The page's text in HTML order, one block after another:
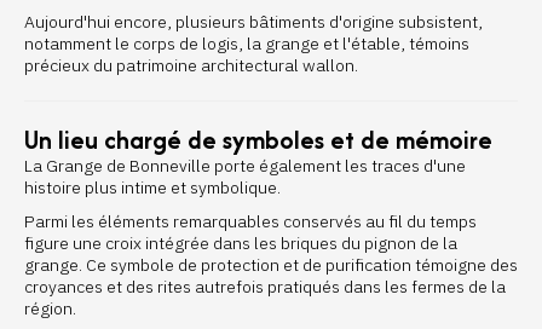
Aujourd'hui encore, plusieurs bâtiments d'origine subsistent,
notamment le corps de logis, la grange et l'étable, témoins
précieux du patrimoine architectural wallon.
Un lieu chargé de symboles et de mémoire
La Grange de Bonneville porte également les traces d'une
histoire plus intime et symbolique.
Parmi les éléments remarquables conservés au fil du temps
figure une croix intégrée dans les briques du pignon de la
grange. Ce symbole de protection et de purification témoigne des
croyances et des rites autrefois pratiqués dans les fermes de la
région.